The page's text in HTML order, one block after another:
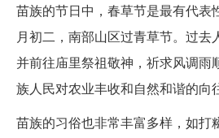
苗族的节日中，春草节是最有代表
月初二，南部山区过青草节。过去
并前往庙里祭祖敬神，祈求风调雨
族人民对农业丰收和自然和谐的向
苗族的习俗也非常丰富多样，如打